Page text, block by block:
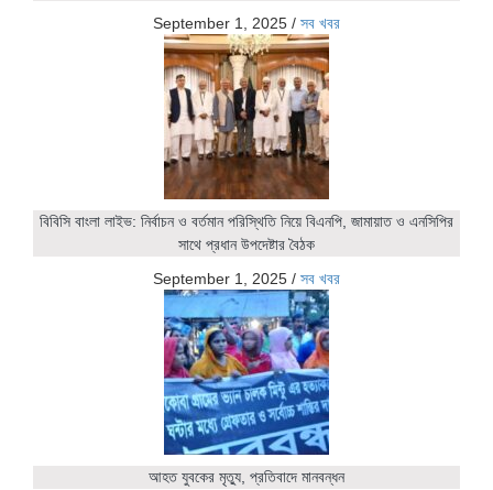
September 1, 2025 / সব খবর
বিবিসি বাংলা লাইভ: নির্বাচন ও বর্তমান পরিস্থিতি নিয়ে বিএনপি, জামায়াত ও এনসিপির
সাথে প্রধান উপদেষ্টার বৈঠক
September 1, 2025 / সব খবর
আহত যুবকের মৃত্যু, প্রতিবাদে মানবন্ধন